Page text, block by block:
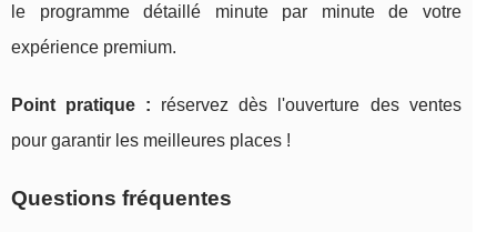
le programme détaillé minute par minute de votre
expérience premium.
Point pratique : réservez dès l'ouverture des ventes
pour garantir les meilleures places !
Questions fréquentes